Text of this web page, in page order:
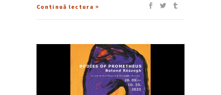
Continuă lectura >